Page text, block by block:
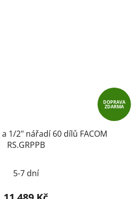
DOPRAVA
ZDARMA
1/2" nářadí 60 dílů FACOM
RS.GRPPB
5-7 dní